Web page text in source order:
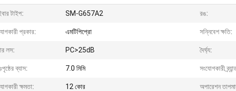
টাইপ: SM-G657A2 রঙ:
প্রকার: এমটিপিপ্রো সন্নিবেশ ক্ষতি:
লস: PC>25dB দৈর্ঘ্য:
ব্যাস: 7.0 মিমি সংযোগকারী
ক্ষমতা: 12 কোর অপারেশন